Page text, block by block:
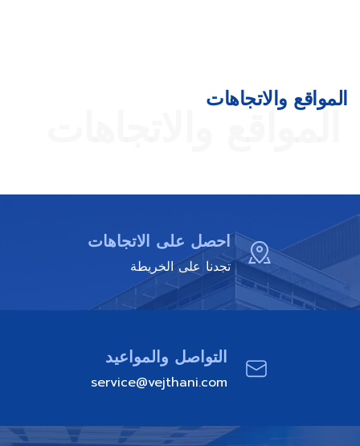
المواقع والاتجاهات
المواقع والاتجاهات
احصل على الاتجاهات
تجدنا على الخريطة
التواصل والمواعيد
service@vejthani.com